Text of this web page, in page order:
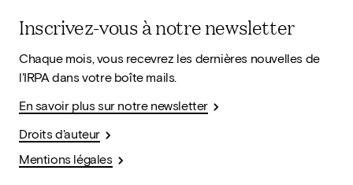
Inscrivez-vous à notre newsletter
Chaque mois, vous recevrez les dernières nouvelles de
l'IRPA dans votre boîte mails.
En savoir plus sur notre newsletter
Droits d'auteur
Mentions légales